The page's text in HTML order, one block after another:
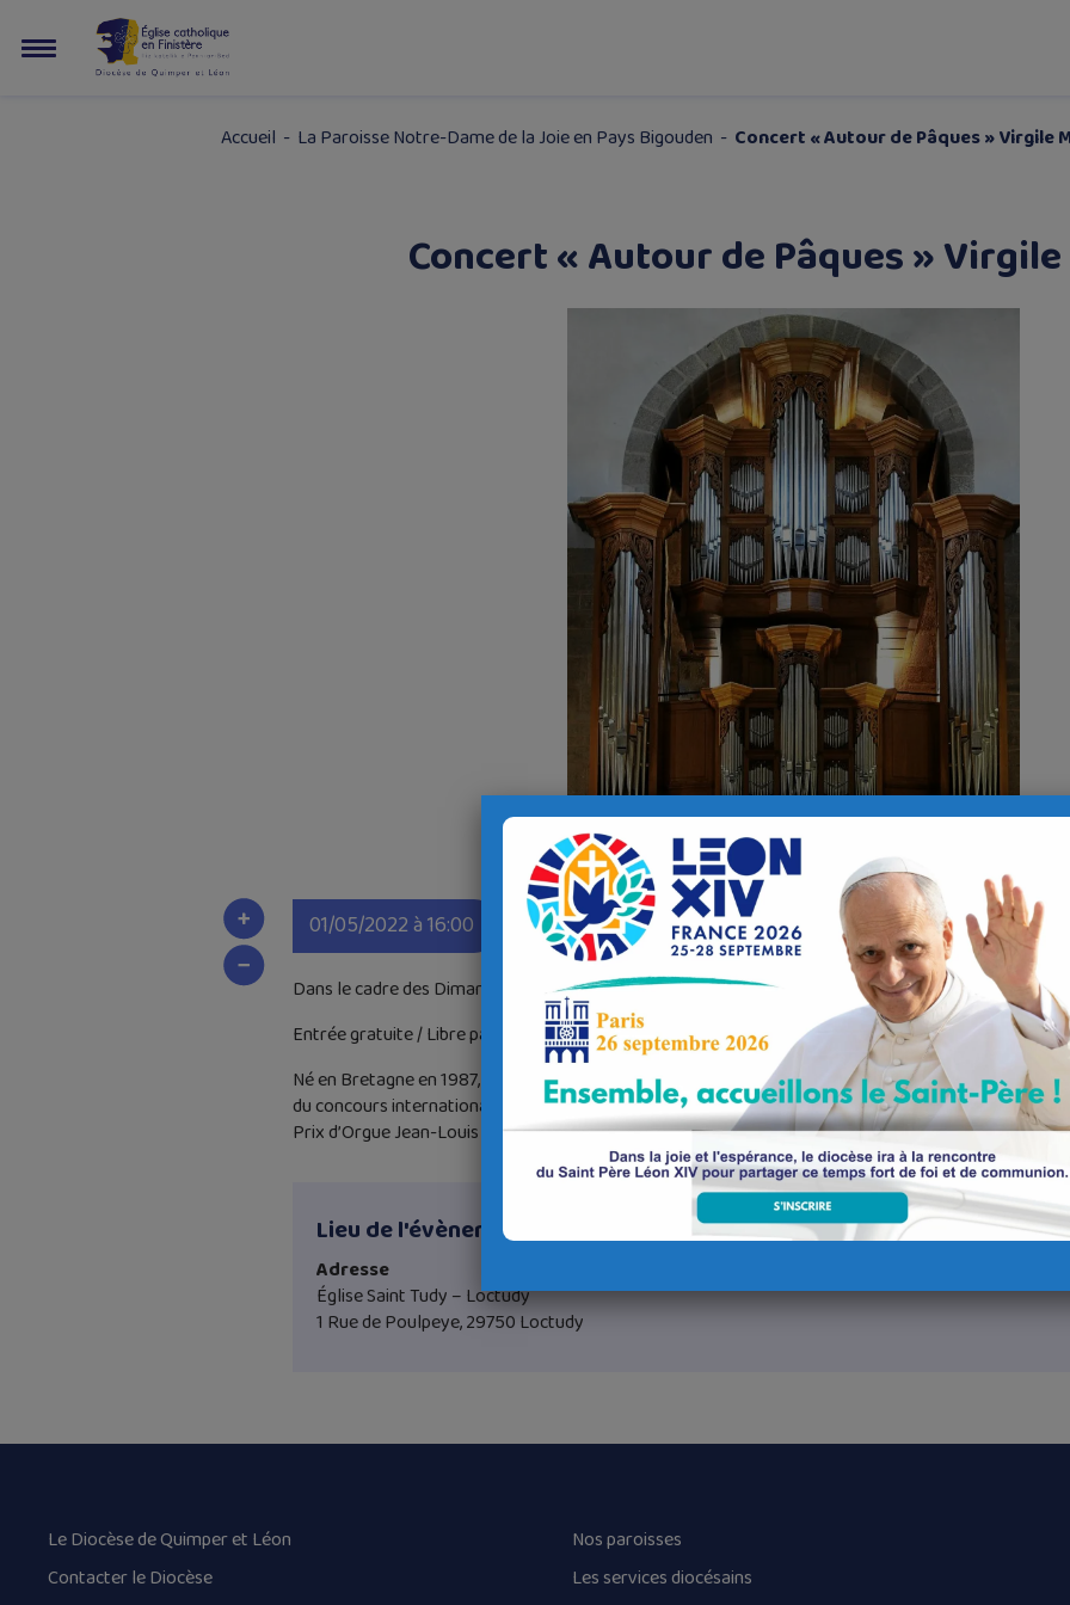
Accueil - La Paroisse Notre-Dame de la Joie en Pays Bigouden - Concert « Autour de Pâques » Virgile
Concert « Autour de Pâques »
01/05/2022 à 16:00
Dans le cadre des Dimanches Après-midi de St Tudy.
Entrée gratuite / Libre participation
Né en Bretagne en 1987, Virgile Monin a effectué ses études au conservatoire de Nantes dans la
du concours international d’orgue de Toulouse, il a remporté le premier prix des concours de
Prix d’Orgue Jean-Louis Florentz, décerné par l’Académie des Beaux-Arts, Institut de France.
Lieu de l'évènement
Adresse
Église Saint Tudy – Loctudy
1 Rue de Poulpeye, 29750 Loctudy
Le Diocèse de Quimper et Léon
Contacter le Diocèse
Nos paroisses
Les services diocésains